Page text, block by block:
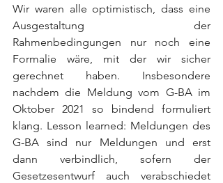
Wir waren alle optimistisch, dass eine
Ausgestaltung der
Rahmenbedingungen nur noch eine
Formalie wäre, mit der wir sicher
gerechnet haben. Insbesondere
nachdem die Meldung vom G-BA im
Oktober 2021 so bindend formuliert
klang. Lesson learned: Meldungen des
G-BA sind nur Meldungen und erst
dann verbindlich, sofern der
Gesetzesentwurf auch verabschiedet